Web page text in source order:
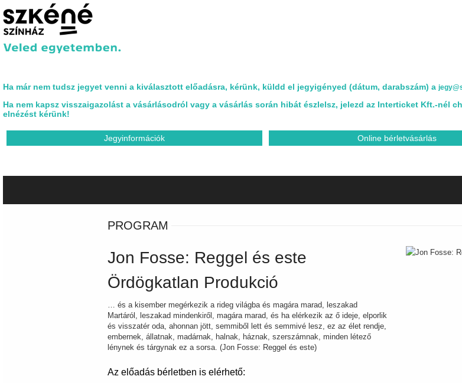
Ha már nem tudsz jegyet venni a kiválasztott előadásra, kérünk, küldd el jegyigényed (dátum, darabszám) a
Ha nem kapsz visszaigazolást a vásárlásodról vagy a vásárlás során hibát észlelsz, jelezd az Interticket Kft.-nél
elnézést kérünk!
Jegyinformációk Online bérletvásárlás